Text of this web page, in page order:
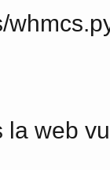
la web